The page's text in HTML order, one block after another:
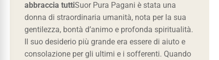
abbraccia tuttiSuor Pura Pagani è stata una
donna di straordinaria umanità, nota per la sua
gentilezza, bontà d’animo e profonda spiritualità.
Il suo desiderio più grande era essere di aiuto e
consolazione per gli ultimi e i sofferenti. Quando